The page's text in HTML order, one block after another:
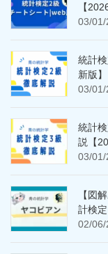
【
03/01/
統計
新版】
03/01/
統計
説【
03/01/
【図
計検定
02/06/